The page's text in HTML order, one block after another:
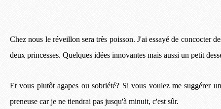
Chez nous le réveillon sera très poisson. J'ai essayé de concocter
deux princesses. Quelques idées innovantes mais aussi un petit
Et vous plutôt agapes ou sobriété? Si vous voulez me suggérer
preneuse car je ne tiendrai pas jusqu'à minuit, c'est sûr.